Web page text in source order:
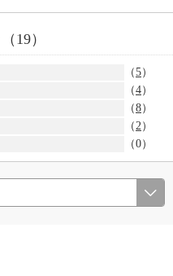
（19）
（5）
（4）
（8）
（2）
（0）